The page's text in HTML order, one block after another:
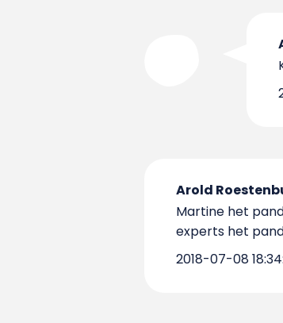
Arold
Martine het
experts het
2018-07-08